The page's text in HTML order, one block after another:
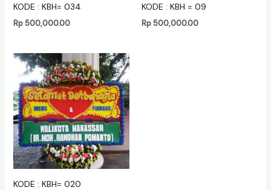
KODE : KBH= 034
Rp500,000.00
KODE : KBH = 09
Rp 500,000.00
KODE : KBH= 020